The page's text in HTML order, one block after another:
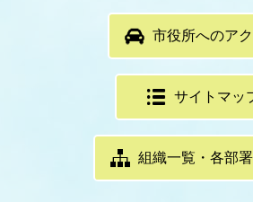
市役所へのア
サイトマッ
組織一覧・各部